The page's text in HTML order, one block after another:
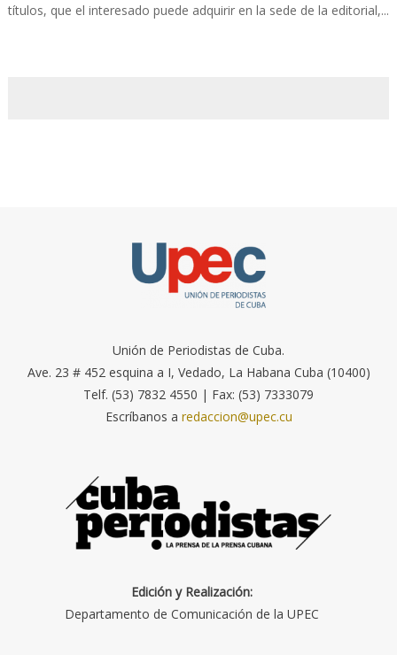
títulos, que el interesado puede adquirir en la sede de la editorial,...
Unión de Periodistas de Cuba.
Ave. 23 # 452 esquina a I, Vedado, La Habana Cuba (10400)
Telf. (53) 7832 4550 | Fax: (53) 7333079
Escríbanos a redaccion@upec.cu
Edición y Realización:
Departamento de Comunicación de la UPEC